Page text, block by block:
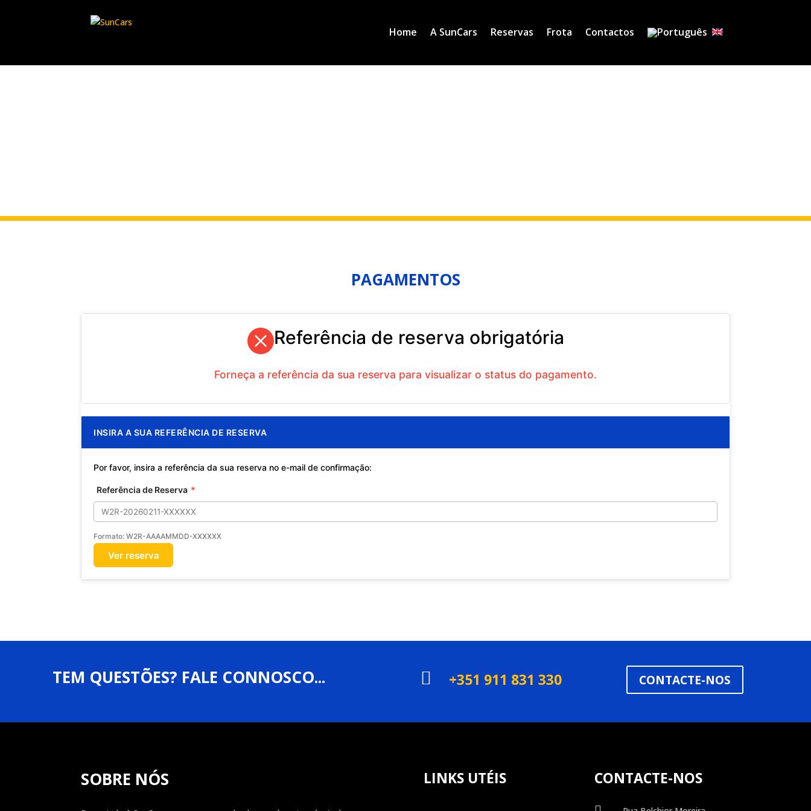
Home A SunCars Reservas Frota Contactos
PAGAMENTOS
Referência de reserva obrigatória
Forneça a referência da sua reserva para visualizar o status do pagamento.
INSIRA A SUA REFERÊNCIA DE RESERVA
Por favor, insira a referência da sua reserva no e-mail de confirmação:
Referência de Reserva *
Formato: W2R-AAAAMMDD-XXXXXX
Ver reserva
TEM QUESTÕES? FALE CONNOSCO...  +351 911 831 330 CONTACTE-NOS
SOBRE NÓS LINKS UTÉIS CONTACTE-NOS